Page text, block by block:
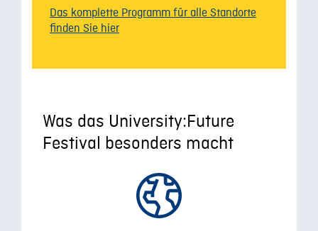
Das komplette Programm für alle Standorte
finden Sie hier
Was das University:Future
Festival besonders macht